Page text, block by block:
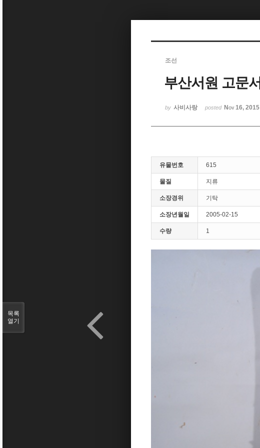
조선
부산서원 고문서
by 사비사랑 posted Nov 16, 2015
유물번호 615
물질 지류
소장경위 기탁
소장년월일 2005-02-15
수량 1
목록
열기
Sketchbook5, 스케치북5
Sketchbook5, 스케치북5